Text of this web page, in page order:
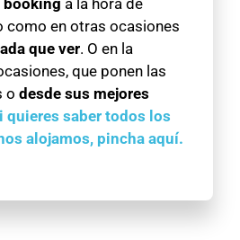
como en otras ocasiones
que ver. O en la
que ponen las
o desde sus mejores
quieres saber todos los
alojamos, pincha aquí.